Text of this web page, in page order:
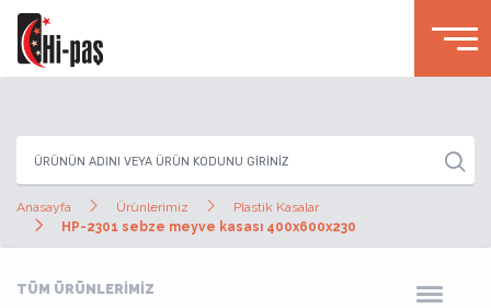
Anasayfa Ürünlerimiz
Plastik Kasalar
HP-2301 sebze meyve kasası 400x600x230
TÜM ÜRÜNLERİMİZ